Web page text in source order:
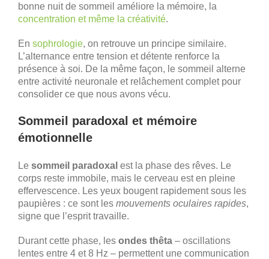
bonne nuit de sommeil améliore la mémoire, la
concentration et même la créativité.
En sophrologie, on retrouve un principe similaire.
L’alternance entre tension et détente renforce la
présence à soi. De la même façon, le sommeil alterne
entre activité neuronale et relâchement complet pour
consolider ce que nous avons vécu.
Sommeil paradoxal et mémoire
émotionnelle
Le sommeil paradoxal est la phase des rêves. Le
corps reste immobile, mais le cerveau est en pleine
effervescence. Les yeux bougent rapidement sous les
paupières : ce sont les mouvements oculaires rapides,
signe que l’esprit travaille.
Durant cette phase, les ondes thêta – oscillations
lentes entre 4 et 8 Hz – permettent une communication